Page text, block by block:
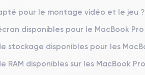
pour le montage vidéo et le jeu ?
disponibles pour le MacBook Pro
stockage disponibles pour les
RAM disponibles sur les MacBook